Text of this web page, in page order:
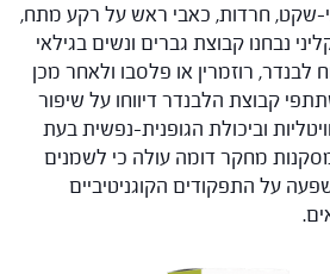
שקט, חרדות, כאבי ראש על רקע מתח,
נבחנו קבוצת גברים ונשים בגילאי
לבנדר, רוזמרין או פלסבו ולאחר מכן
קבוצת הלבנדר דיווחו על שיפור
וביכולת הגופנית-נפשית בעת
מחקר דומה עולה כי לשמנים
על התפקודים הקוגניטיביים